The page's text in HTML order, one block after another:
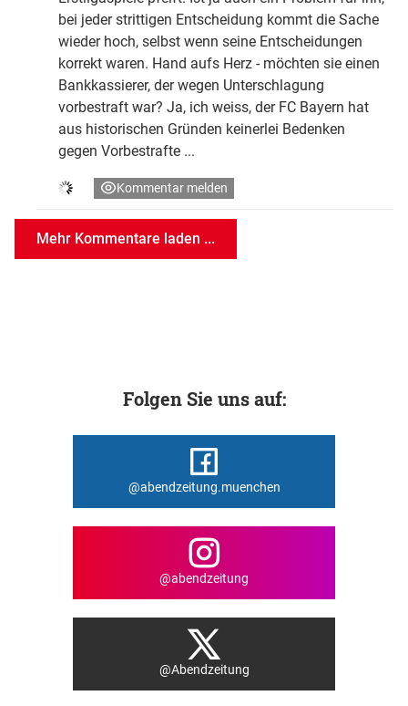
bei jeder strittigen Entscheidung kommt die Sache
wieder hoch, selbst wenn seine Entscheidungen
korrekt waren. Hand aufs Herz - möchten sie einen
Bankkassierer, der wegen Unterschlagung
vorbestraft war? Ja, ich weiss, der FC Bayern hat
aus historischen Gründen keinerlei Bedenken
gegen Vorbestrafte ...
Kommentar melden
Mehr Kommentare laden ...
Folgen Sie uns auf:
@abendzeitung.muenchen
@abendzeitung
@Abendzeitung